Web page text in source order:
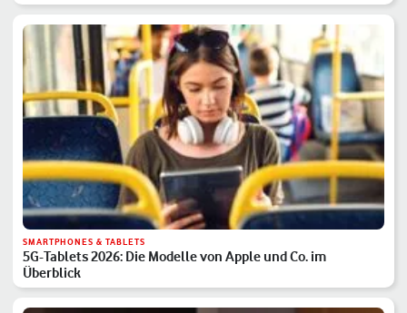
SMARTPHONES & TABLETS
5G-Tablets 2026: Die Modelle von Apple und Co. im
Überblick